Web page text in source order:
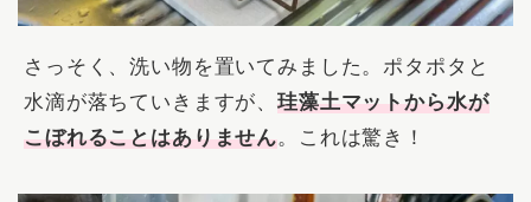
さっそく、洗い物を置いてみました。ポタポタと
水滴が落ちていきますが、珪藻土マットから水が
こぼれることはありません。これは驚き！